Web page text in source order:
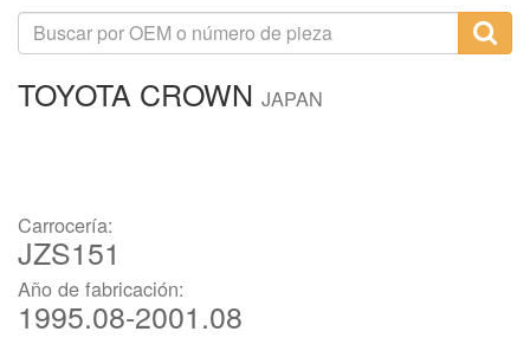
TOYOTA CROWN JAPAN
Carrocería:
JZS151
Año de fabricación:
1995.08-2001.08